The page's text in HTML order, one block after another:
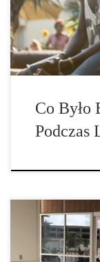
Firmy zajmujące
oszczędzone. Co
rozważenia jest
Co Było
Podczas
Analiza pokazuje,
gromadzenia